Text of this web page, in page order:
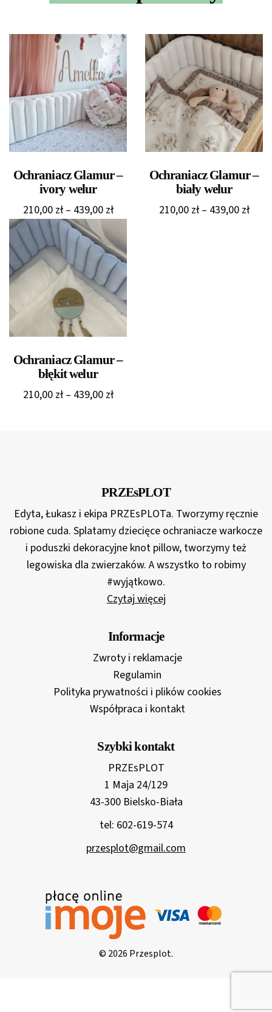
Ochraniacz Glamur –
ivory welur
210,00 zł – 439,00 złZakres
od
210,00 zł
do
439,00 zł
Ochraniacz Glamur –
biały welur
210,00 zł – 439,00 zł
Ochraniacz Glamur –
błękit welur
210,00 zł – 439,00 złZakres
PRZEsPLOT
Edyta, Łukasz i ekipa PRZEsPLOTa. Tworzymy ręcznie
robione cuda. Splatamy dziecięce ochraniacze warkocze
i poduszki dekoracyjne knot pillow, tworzymy też
legowiska dla zwierzaków. A wszystko to robimy
#wyjątkowo.
Czytaj więcej
Informacje
Zwroty i reklamacje
Regulamin
Polityka prywatności i plików cookies
Współpraca i kontakt
Szybki kontakt
PRZEsPLOT
1 Maja 24/129
43-300 Bielsko-Biała
tel: 602-619-574
przesplot@gmail.com
© 2026 Przesplot.